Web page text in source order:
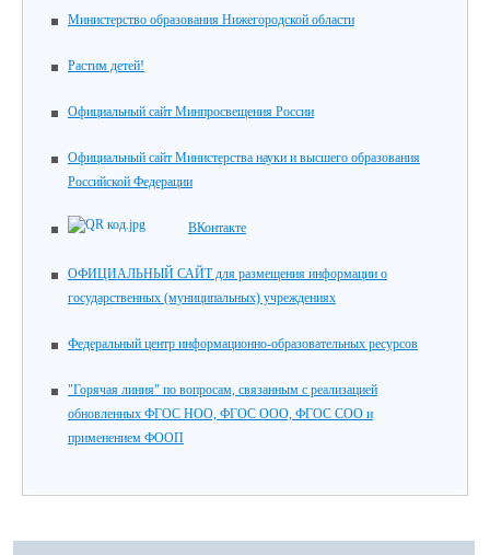
Министерство образования Нижегородской области
Растим детей!
Официальный сайт Минпросвещения России
Официальный сайт Министерства науки и высшего образования
Российской Федерации
ВКонтакте
ОФИЦИАЛЬНЫЙ САЙТ для размещения информации о
государственных (муниципальных) учреждениях
Федеральный центр информационно-образовательных ресурсов
"Горячая линия" по вопросам, связанным с реализацией
обновленных ФГОС НОО, ФГОС ООО, ФГОС СОО и
применением ФООП